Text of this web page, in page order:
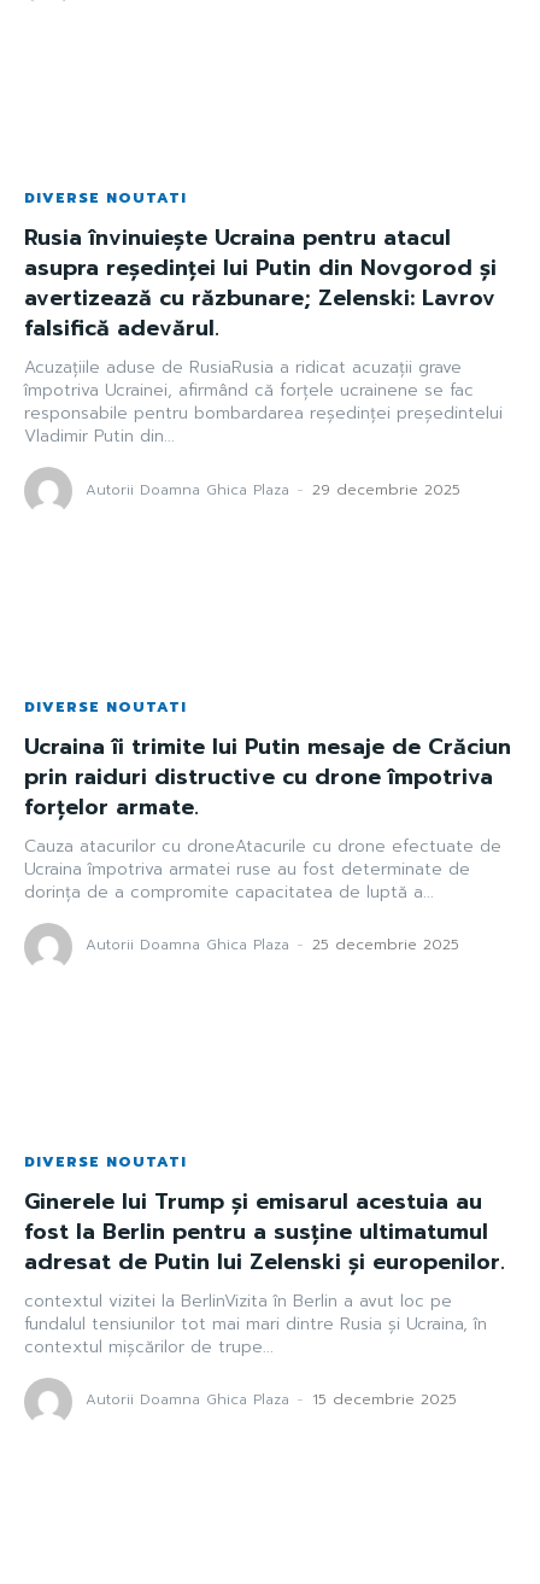
DIVERSE NOUTATI
Rusia învinuiește Ucraina pentru atacul
asupra reședinței lui Putin din Novgorod și
avertizează cu răzbunare; Zelenski: Lavrov
falsifică adevărul.
Acuzațiile aduse de RusiaRusia a ridicat acuzații grave
împotriva Ucrainei, afirmând că forțele ucrainene se fac
responsabile pentru bombardarea reședinței președintelui
Vladimir Putin din...
Autorii Doamna Ghica Plaza - 29 decembrie 2025
DIVERSE NOUTATI
Ucraina îi trimite lui Putin mesaje de Crăciun
prin raiduri distructive cu drone împotriva
forțelor armate.
Cauza atacurilor cu droneAtacurile cu drone efectuate de
Ucraina împotriva armatei ruse au fost determinate de
dorința de a compromite capacitatea de luptă a...
Autorii Doamna Ghica Plaza - 25 decembrie 2025
DIVERSE NOUTATI
Ginerele lui Trump și emisarul acestuia au
fost la Berlin pentru a susține ultimatumul
adresat de Putin lui Zelenski și europenilor.
contextul vizitei la BerlinVizita în Berlin a avut loc pe
fundalul tensiunilor tot mai mari dintre Rusia și Ucraina, în
contextul mișcărilor de trupe...
Autorii Doamna Ghica Plaza - 15 decembrie 2025